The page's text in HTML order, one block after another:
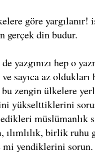
göre yargılanır!
gerçek din budur.
yazgınızı hep o
sayıca az
zengin ülkelere
yükselttiklerini
müslümanlık
birlik ruhu
mi yendiklerini sorun.